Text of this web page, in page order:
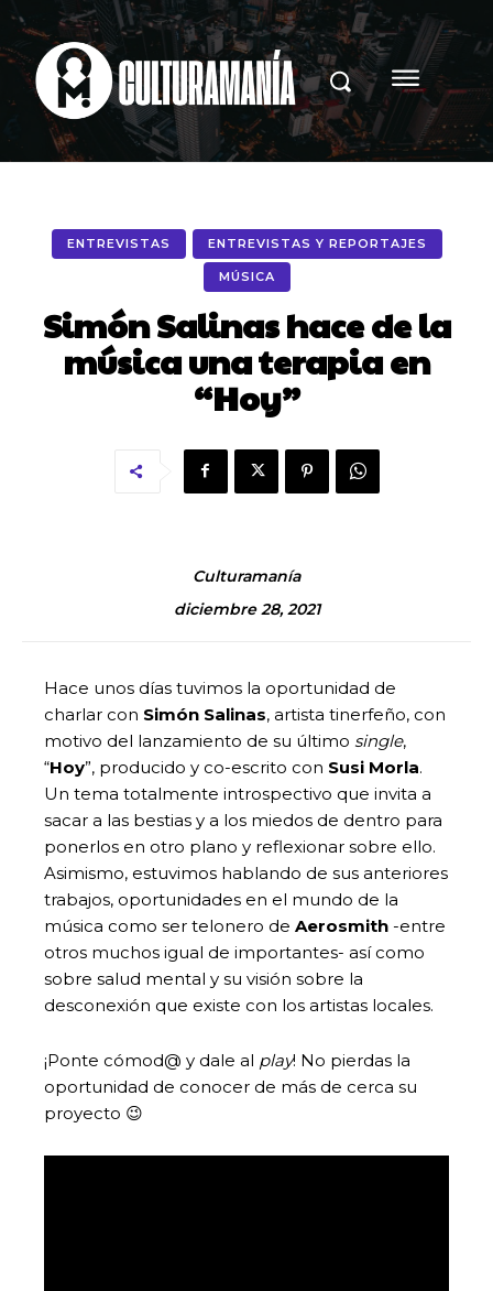
ENTREVISTAS ENTREVISTAS Y REPORTAJES
MÚSICA
Simón Salinas hace de la
música una terapia en
“Hoy”
Culturamanía
diciembre 28, 2021
Hace unos días tuvimos la oportunidad de
charlar con Simón Salinas, artista tinerfeño, con
motivo del lanzamiento de su último single,
“Hoy”, producido y co-escrito con Susi Morla.
Un tema totalmente introspectivo que invita a
sacar a las bestias y a los miedos de dentro para
ponerlos en otro plano y reflexionar sobre ello.
Asimismo, estuvimos hablando de sus anteriores
trabajos, oportunidades en el mundo de la
música como ser telonero de Aerosmith -entre
otros muchos igual de importantes- así como
sobre salud mental y su visión sobre la
desconexión que existe con los artistas locales.
¡Ponte cómod@ y dale al play! No pierdas la
oportunidad de conocer de más de cerca su
proyecto 😉